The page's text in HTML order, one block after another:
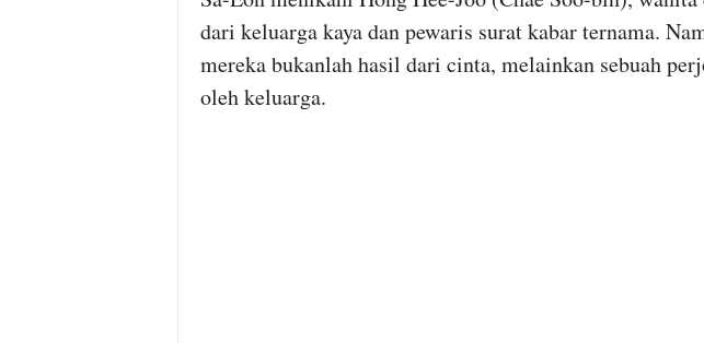
dari keluarga kaya dan pewaris surat kabar ternama.
mereka bukanlah hasil dari cinta, melainkan sebuah
oleh keluarga.